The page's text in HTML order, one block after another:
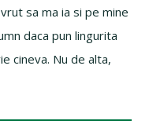
sa ma ia si pe mine
daca pun lingurita
cineva. Nu de alta,